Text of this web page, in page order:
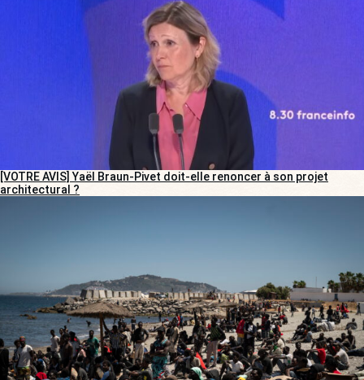
[VOTRE AVIS] Yaël Braun-Pivet doit-elle renoncer à son projet
architectural ?